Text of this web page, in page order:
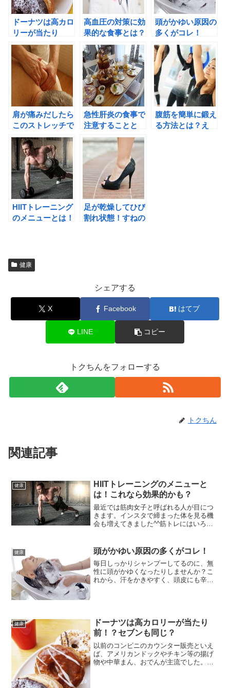
ドーナツは高カロ
リーが当たり
前！？セブンも同
じ？
高血圧の対策に効
果的な食事とは？
超おすすめな一品
はこれ！
頭がかゆい原因の
多くがコレ！
肩が痛みだしたら
このストレッチで
楽になる！
急性肝炎の食事で
注意することと
は！？
腹筋を簡単に鍛え
る方法とは？え
HIITトレーニング
のメニューとは！
足が乾燥してひび
割れ状態！すねの
健康
シェアする
X Facebook はてブ
LINE コピー
トクちんをフォローする
トクちん
関連記事
健康
HIITトレーニングのメニューと
は！これなら効果的かも？
最近では筋肉女子と呼ばれる人が目につ
きます。インスタで締まった体を見る機
会も増えてきました^^筋トレにはいろい
系の学生に人気のようですね。ただ、ト
レーニングを理解...
健康 頭がかゆい原因の多くがコレ！
毎日しっかりシャンプーしてるのに、無
性に頭がかゆくなったりしませんか？こ
れから、汗をかきやすく、頭皮にも辛い
健康
ドーナツは高カロリーが当たり
前！？セブンも同じ？
以前のコンビニのカウンター販売といえ
ば、アメリカンドックやチキン等の揚げ
物や中華まん、おでんが主流でした。し